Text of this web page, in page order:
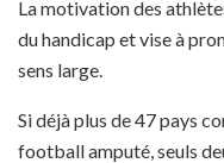
La motivation des
du handicap et vise à
sens large.
Si déjà plus de 47 pays
football amputé, seuls